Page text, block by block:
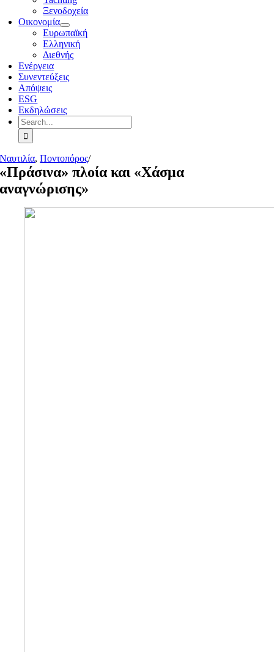
Ξενοδοχεία
Οικονομία
Ευρωπαϊκή
Ελληνική
Διεθνής
Ενέργεια
Συνεντεύξεις
Απόψεις
ESG
Εκδηλώσεις
Search
for:
Ναυτιλία,Ποντοπόρος/
«Πράσινα» πλοία και «Χάσμα
αναγνώρισης»